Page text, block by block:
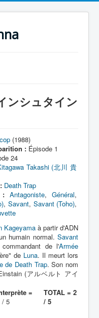
(電脳 警
Police
Cybercop
ンシュタイン
(1988)
: Épisode 1
24
Takashi (北川 貴
Death Trap
: Antagoniste,Général,
, Savant, Savant (Toho),
Kageyamaà partir d'ADN
humain normal. Savant
de l'Armée
de Luna. Il meurt lors
de Death Trap. Son nom
(アルベルト アイ
=
/ 5
TOTAL = 2
/ 5